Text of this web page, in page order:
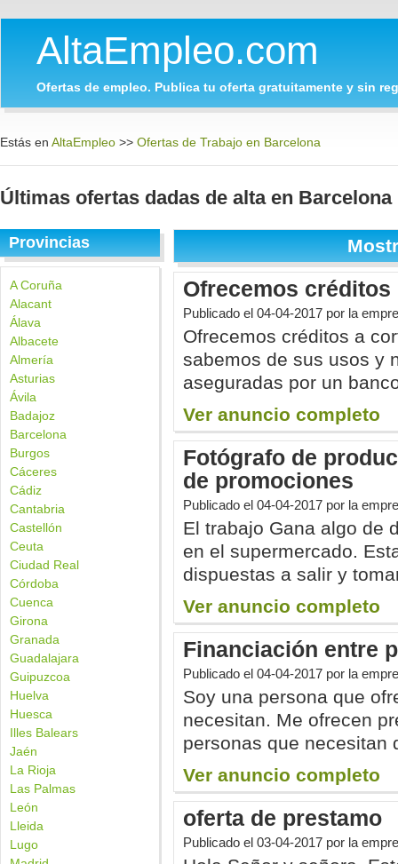
AltaEmpleo.com
Ofertas de empleo. Publica tu oferta gratuitamente y sin
Estás en AltaEmpleo >> Ofertas de Trabajo en Barcelona
Últimas ofertas dadas de alta en Barcelona
Provincias
A Coruña
Alacant
Álava
Albacete
Almería
Asturias
Ávila
Badajoz
Barcelona
Burgos
Cáceres
Cádiz
Cantabria
Castellón
Ceuta
Ciudad Real
Córdoba
Cuenca
Girona
Granada
Guadalajara
Guipuzcoa
Huelva
Huesca
Illes Balears
Jaén
La Rioja
Las Palmas
León
Lleida
Lugo
Ofrecemos créditos
Publicado el 04-04-2017 por la
Ofrecemos créditos a
sabemos de sus usos y
aseguradas por un
Ver anuncio completo
Fotógrafo de
de promociones
Publicado el 04-04-2017 por la
El trabajo Gana algo de
en el supermercado.
dispuestas a salir y
Ver anuncio completo
Financiación entre
Publicado el 04-04-2017 por la
Soy una persona que
necesitan. Me ofrecen
personas que necesitan
Ver anuncio completo
oferta de prestamo
Publicado el 03-04-2017 por la